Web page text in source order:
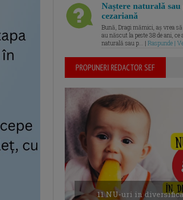
Naștere naturală
cezariană
Bună, Dragi mămici, aș vrea
au născut la peste 38 de ani, ce
naturală sau p... | Raspunde |
PROPUNERI REDACTOR SEF
11 NU-uri in